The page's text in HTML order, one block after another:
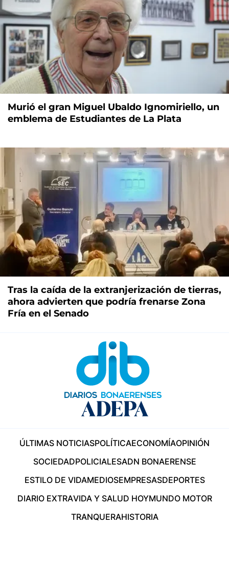
Murió el gran Miguel Ubaldo Ignomiriello, un
emblema de Estudiantes de La Plata
Tras la caída de la extranjerización de tierras,
ahora advierten que podría frenarse Zona
Fría en el Senado
ÚLTIMAS NOTICIASPOLÍTICAECONOMÍAOPINIÓN
SOCIEDADPOLICIALESADN BONAERENSE
ESTILO DE VIDAMEDIOSEMPRESASDEPORTES
DIARIO EXTRAVIDA Y SALUD HOYMUNDO MOTOR
TRANQUERAHISTORIA